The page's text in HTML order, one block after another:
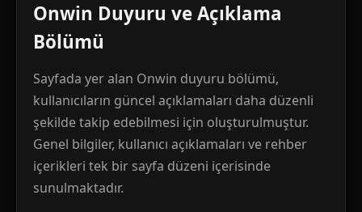
Onwin Duyuru ve Açıklama
Bölümü
Sayfada yer alan Onwin duyuru bölümü,
kullanıcıların güncel açıklamaları daha düzenli
şekilde takip edebilmesi için oluşturulmuştur.
Genel bilgiler, kullanıcı açıklamaları ve rehber
içerikleri tek bir sayfa düzeni içerisinde
sunulmaktadır.